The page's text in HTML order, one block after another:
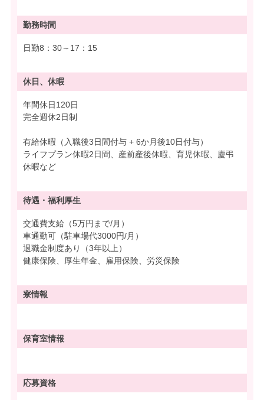
勤務時間
日勤8：30～17：15
休日、休暇
年間休日120日
完全週休2日制
有給休暇（入職後3日間付与 + 6か月後10日付与）
ライフプラン休暇2日間、産前産後休暇、育児休暇、慶弔
休暇など
待遇・ 福利厚生
交通費支給（5万円まで/月）
車通勤可（駐車場代3000円/月）
退職金制度あり（3年以上）
健康保険、厚生年金、雇用保険、労災保険
寮情報
保育室情報
応募資格